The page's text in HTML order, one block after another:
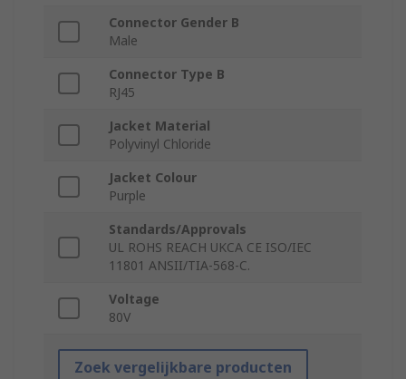
Connector Gender B
Male
Connector Type B
RJ45
Jacket Material
Polyvinyl Chloride
Jacket Colour
Purple
Standards/Approvals
UL ROHS REACH UKCA CE ISO/IEC
11801 ANSII/TIA-568-C.
Voltage
80V
Zoek vergelijkbare producten